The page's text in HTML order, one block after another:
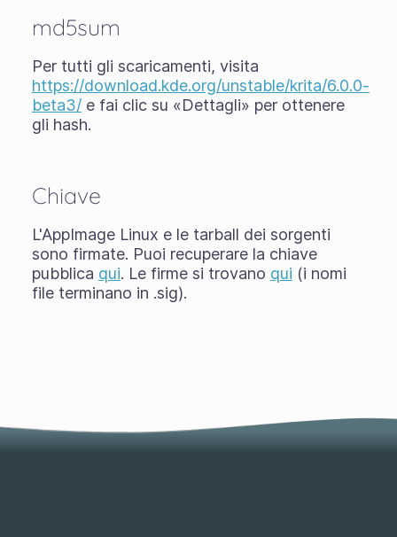
md5sum
Per tutti gli scaricamenti, visita
https://download.kde.org/unstable/krita/6.0.0-
beta3/e fai clic su «Dettagli» per ottenere
gli hash.
Chiave
L'AppImage Linux e le tarball dei sorgenti
sono firmate. Puoi recuperare la chiave
pubblica qui. Le firme si trovano qui (i nomi
file terminano in .sig).